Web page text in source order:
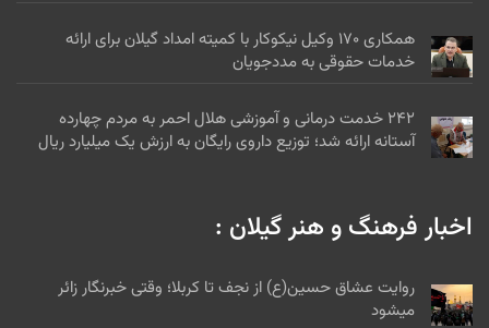
همکاری ۱۷۰ وکیل نیکوکار با کمیته امداد گیلان برای ارائه
خدمات حقوقی به مددجویان
۲۴۲ خدمت درمانی و آموزشی هلال احمر به مردم چهارده
آستانه ارائه شد؛ توزیع داروی رایگان به ارزش یک میلیارد ریال
اخبار فرهنگ و هنر گیلان :
روایت عشاق حسین(ع) از نجف تا کربلا؛ وقتی خبرنگار زائر
میشود